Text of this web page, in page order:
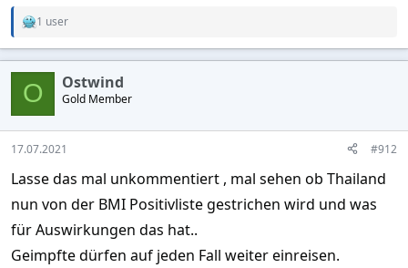
R
c
o
n
s
1 user
O Ostwind
Gold Member
17.07.2021 #912
Lasse das mal unkommentiert , mal sehen ob Thailand
nun von der BMI Positivliste gestrichen wird und was
für Auswirkungen das hat..
Geimpfte dürfen auf jeden Fall weiter einreisen.